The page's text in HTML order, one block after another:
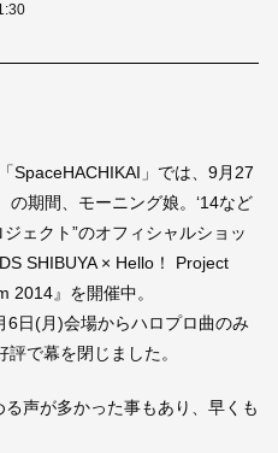
SpaceHACHIKAI」では、9月27
の期間、モーニング娘。‘14など
ェクト”のオフィシャルショッ
SHIBUYA × Hello！ Project
2014』を開催中。
6日(月)会場からハロプロ曲のみ
で幕を閉じました。
声が多かった事もあり、早くも